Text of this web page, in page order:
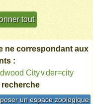
ne correspondant aux
:
City∨der=city
recherche
un espace zoologique